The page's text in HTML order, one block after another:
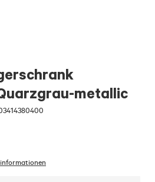
metallic